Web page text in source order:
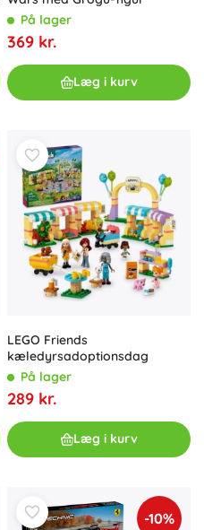
På lager
369 kr.
Læg i kurv
LEGO Friends
kæledyrsadoptionsdag
På lager
289 kr.
Læg i kurv
-10%